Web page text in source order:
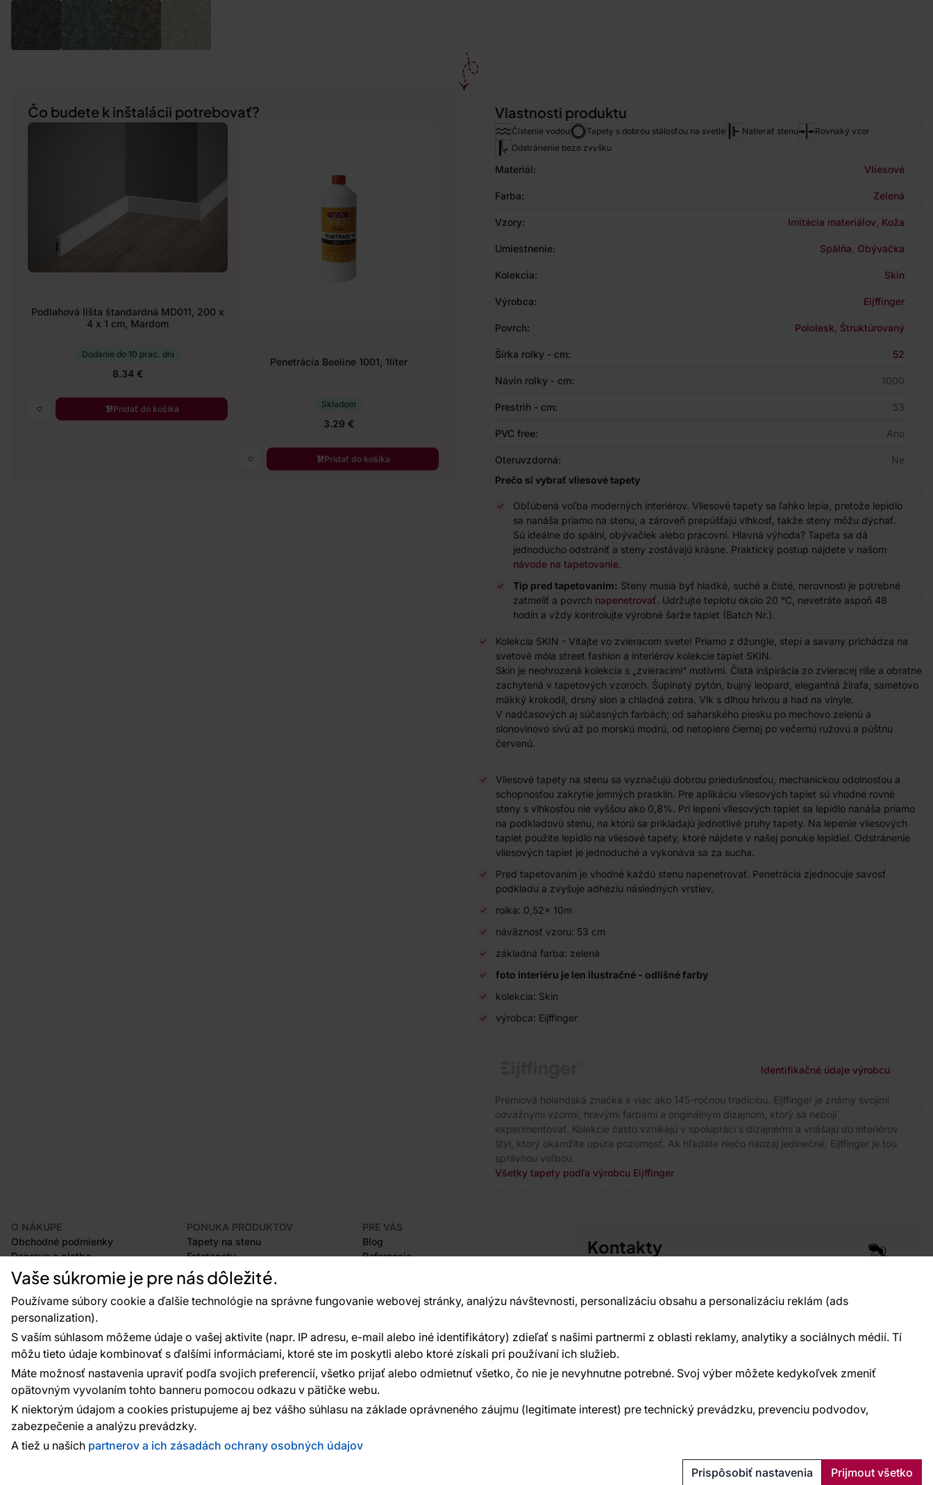
Vaše súkromie je pre nás dôležité.
Používame súbory cookie a ďalšie technológie na správne fungovanie webovej stránky, analýzu návštevnosti, personalizáciu obsahu a personalizáciu reklám (ads
personalization).
S vaším súhlasom môžeme údaje o vašej aktivite (napr. IP adresu, e-mail alebo iné identifikátory) zdieľať s našimi partnermi z oblasti reklamy, analytiky a sociálnych médií. Tí
môžu tieto údaje kombinovať s ďalšími informáciami, ktoré ste im poskytli alebo ktoré získali pri používaní ich služieb.
Máte možnosť nastavenia upraviť podľa svojich preferencií, všetko prijať alebo odmietnuť všetko, čo nie je nevyhnutne potrebné. Svoj výber môžete kedykoľvek zmeniť
opätovným vyvolaním tohto banneru pomocou odkazu v pätičke webu.
K niektorým údajom a cookies pristupujeme aj bez vášho súhlasu na základe oprávneného záujmu (legitimate interest) pre technický prevádzku, prevenciu podvodov,
zabezpečenie a analýzu prevádzky.
A tiež u našich partnerov a ich zásadách ochrany osobných údajov
Prispôsobiť nastavenia
Prijmout všetko
Vlastnosti produktu
Čistenie vodou Tapety s dobrou stálosťou na svetle Natierať stenu
Rovnaký vzor
Odstránenie bezo zvyšku
Materiál: Vliesové
Farba: Zelená
Vzory: Imitácia materiálov Koža
Umiestnenie: Spálňa Obývačka
Kolekcia: Skin
Výrobca: Eijffinger
Povrch: Pololesk Štruktúrovaný
Šírka rolky - cm: 52
Návin rolky - cm: 1000
Prestrih - cm: 53
PVC free: Ano
Oteruvzdorná:
Ne
Prečo si vybrať vliesové tapety
Obľúbená voľba moderných interiérov. Vliesové tapety sa ľahko lepia, pretože lepidlo
sa nanáša priamo na stenu, a zároveň prepúšťajú vlhkosť, takže steny môžu dýchať.
Sú ideálne do spální, obývačiek alebo pracovní. Hlavná výhoda? Tapeta sa dá
jednoducho odstrániť a steny zostávajú krásne. Praktický postup nájdete v našom
návode na tapetovanie.
Tip pred tapetovaním: Steny musia byť hladké, suché a čisté, nerovnosti je potrebné
zatmeliť a povrch napenetrovať. Udržujte teplotu okolo 20 °C, nevetráte aspoň 48
hodín a vždy kontrolujte výrobné šarže tapiet (Batch Nr.).
Kolekcia SKIN - Vitajte vo zvieracom svete! Priamo z džungle, stepí a savany prichádza na
svetové móla street fashion a interiérov kolekcie tapiet SKIN.
Skin je neohrozená kolekcia s „zvieracími“ motívmi. Čistá inšpirácia zo zvieracej ríše a obratne
zachytená v tapetových vzoroch. Šupinatý pytón , bujný leopard, elegantná žirafa, sametovo
mäkký krokodíl, drsný slon a chladná zebra. Vlk s dlhou hrivou a had na vinyle.
V nadčasových aj súčasných farbách; od saharského piesku po mechovo zelenú a
slonovinovo sivú až po morskú modrú, od netopiere čiernej po večernú ružovú a púštnu
červenú.
Vliesové tapety na stenu sa vyznačujú dobrou priedušnosťou, mechanickou odolnosťou a
schopnosťou zakrytie jemných prasklín. Pre aplikáciu vliesových tapiet sú vhodné rovné
steny s vlhkosťou nie vyššou ako 0,8%. Pri lepení vliesových tapiet sa lepidlo nanáša priamo
na podkladovú stenu, na ktorú sa prikladajú jednotlivé pruhy tapety. Na lepenie vliesových
tapiet použite lepidlo na vliesové tapety, ktoré nájdete v našej ponuke lepidiel. Odstránenie
vliesových tapiet je jednoduché a vykonáva sa za sucha.
Pred tapetovaním je vhodné každú stenu napenetrovať. Penetrácia zjednocuje savosť
podkladu a zvyšuje adhéziu následných vrstiev.
rolka: 0,52x 10m
náväznosť vzoru: 53 cm
základná farba: zelená
foto interiéru je len ilustračné - odlišné farby
kolekcia: Skin
výrobca: Eijffinger
Identifikačné údaje výrobcu
Prémiová holandská značka s viac ako 145-ročnou tradíciou. Eijffinger je známy svojimi
odvážnymi vzormi, hravými farbami a originálnym dizajnom, ktorý sa nebojí
experimentovať. Kolekcie často vznikajú v spolupráci s dizajnérmi a vnášajú do interiérov
štýl, ktorý okamžite upúta pozornosť. Ak hľadáte niečo naozaj jedinečné, Eijffinger je tou
správnou voľbou.
Všetky tapety podľa výrobcu Eijffinger
Čo budete k inštalácii potrebovať?
Podlahová lišta štandardná MD011, 200 x
4 x 1 cm, Mardom
Dodanie do 10 prac. dní
8.34 €
Pridať do košíka
Penetrácia Beeline 1001, 1liter
Skladom
3.29 €
Pridať do košíka
O NÁKUPE
Obchodné podmienky
Doprava a platba
Odstúpenie od zmluvy
Postup pri podávaní reklamácií
Vrátenie tovaru
Certifikácia CE
Plánovač tapiet
PONUKA PRODUKTOV
Tapety na stenu
Fototapety
Lišty
Dekorácie
Samolepiace fólie
PRE VÁS
Blog
Referencie
Najčastejšie otázky
O SPOLOČNOSTI
O nás
Kontakty
Vavex 1990 s.r.o., IČ: 26776251, DIČ: CZ26776251
Ďalšie kontakty
Platobné metódy: Platby zaisťuje:
Ochrana osobných údajovCookies